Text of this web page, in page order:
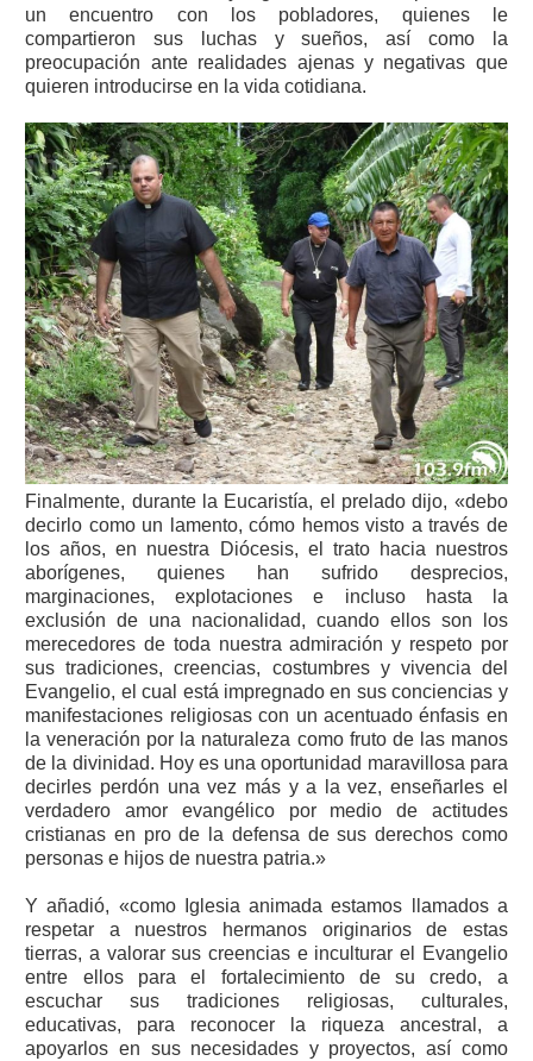
un encuentro con los pobladores, quienes le
compartieron sus luchas y sueños, así como la
preocupación ante realidades ajenas y negativas que
quieren introducirse en la vida cotidiana.
Finalmente, durante la Eucaristía, el prelado dijo, «debo
decirlo como un lamento, cómo hemos visto a través de
los años, en nuestra Diócesis, el trato hacia nuestros
aborígenes, quienes han sufrido desprecios,
marginaciones, explotaciones e incluso hasta la
exclusión de una nacionalidad, cuando ellos son los
merecedores de toda nuestra admiración y respeto por
sus tradiciones, creencias, costumbres y vivencia del
Evangelio, el cual está impregnado en sus conciencias y
manifestaciones religiosas con un acentuado énfasis en
la veneración por la naturaleza como fruto de las manos
de la divinidad. Hoy es una oportunidad maravillosa para
decirles perdón una vez más y a la vez, enseñarles el
verdadero amor evangélico por medio de actitudes
cristianas en pro de la defensa de sus derechos como
personas e hijos de nuestra patria.»
Y añadió, «como Iglesia animada estamos llamados a
respetar a nuestros hermanos originarios de estas
tierras, a valorar sus creencias e inculturar el Evangelio
entre ellos para el fortalecimiento de su credo, a
escuchar sus tradiciones religiosas, culturales,
educativas, para reconocer la riqueza ancestral, a
apoyarlos en sus necesidades y proyectos, así como